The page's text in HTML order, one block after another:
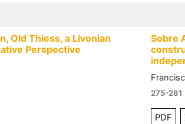
Old Thiess, a Livonian
Perspective
Sobre
275-281
PDF